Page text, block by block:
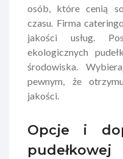
osób, które cenią
czasu. Firma
jakości usług.
ekologicznych
środowiska.
pewnym, że
jakości.
Opcje i
pudełkowej